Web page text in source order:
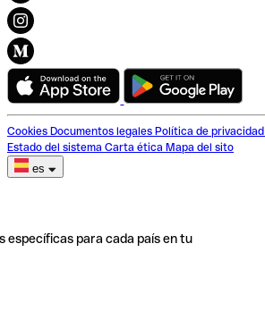
Cookies Documentos legales Política de privacidad
Estado del sistema Carta ética Mapa del sito
es
específicas para cada país en tu